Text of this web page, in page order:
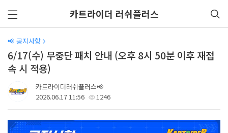
카트라이더 러쉬플러스
📢 공지사항
6/17(수) 무중단 패치 안내 (오후 8시 50분 이후 재접
속 시 적용)
카트라이더러쉬플러스📢
2026.06.17 11:56
1246